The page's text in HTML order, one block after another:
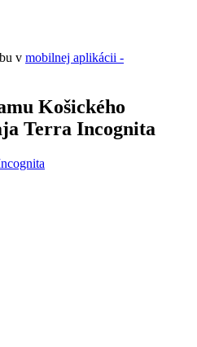
v mobilnej aplikácii -
Košického
Terra Incognita